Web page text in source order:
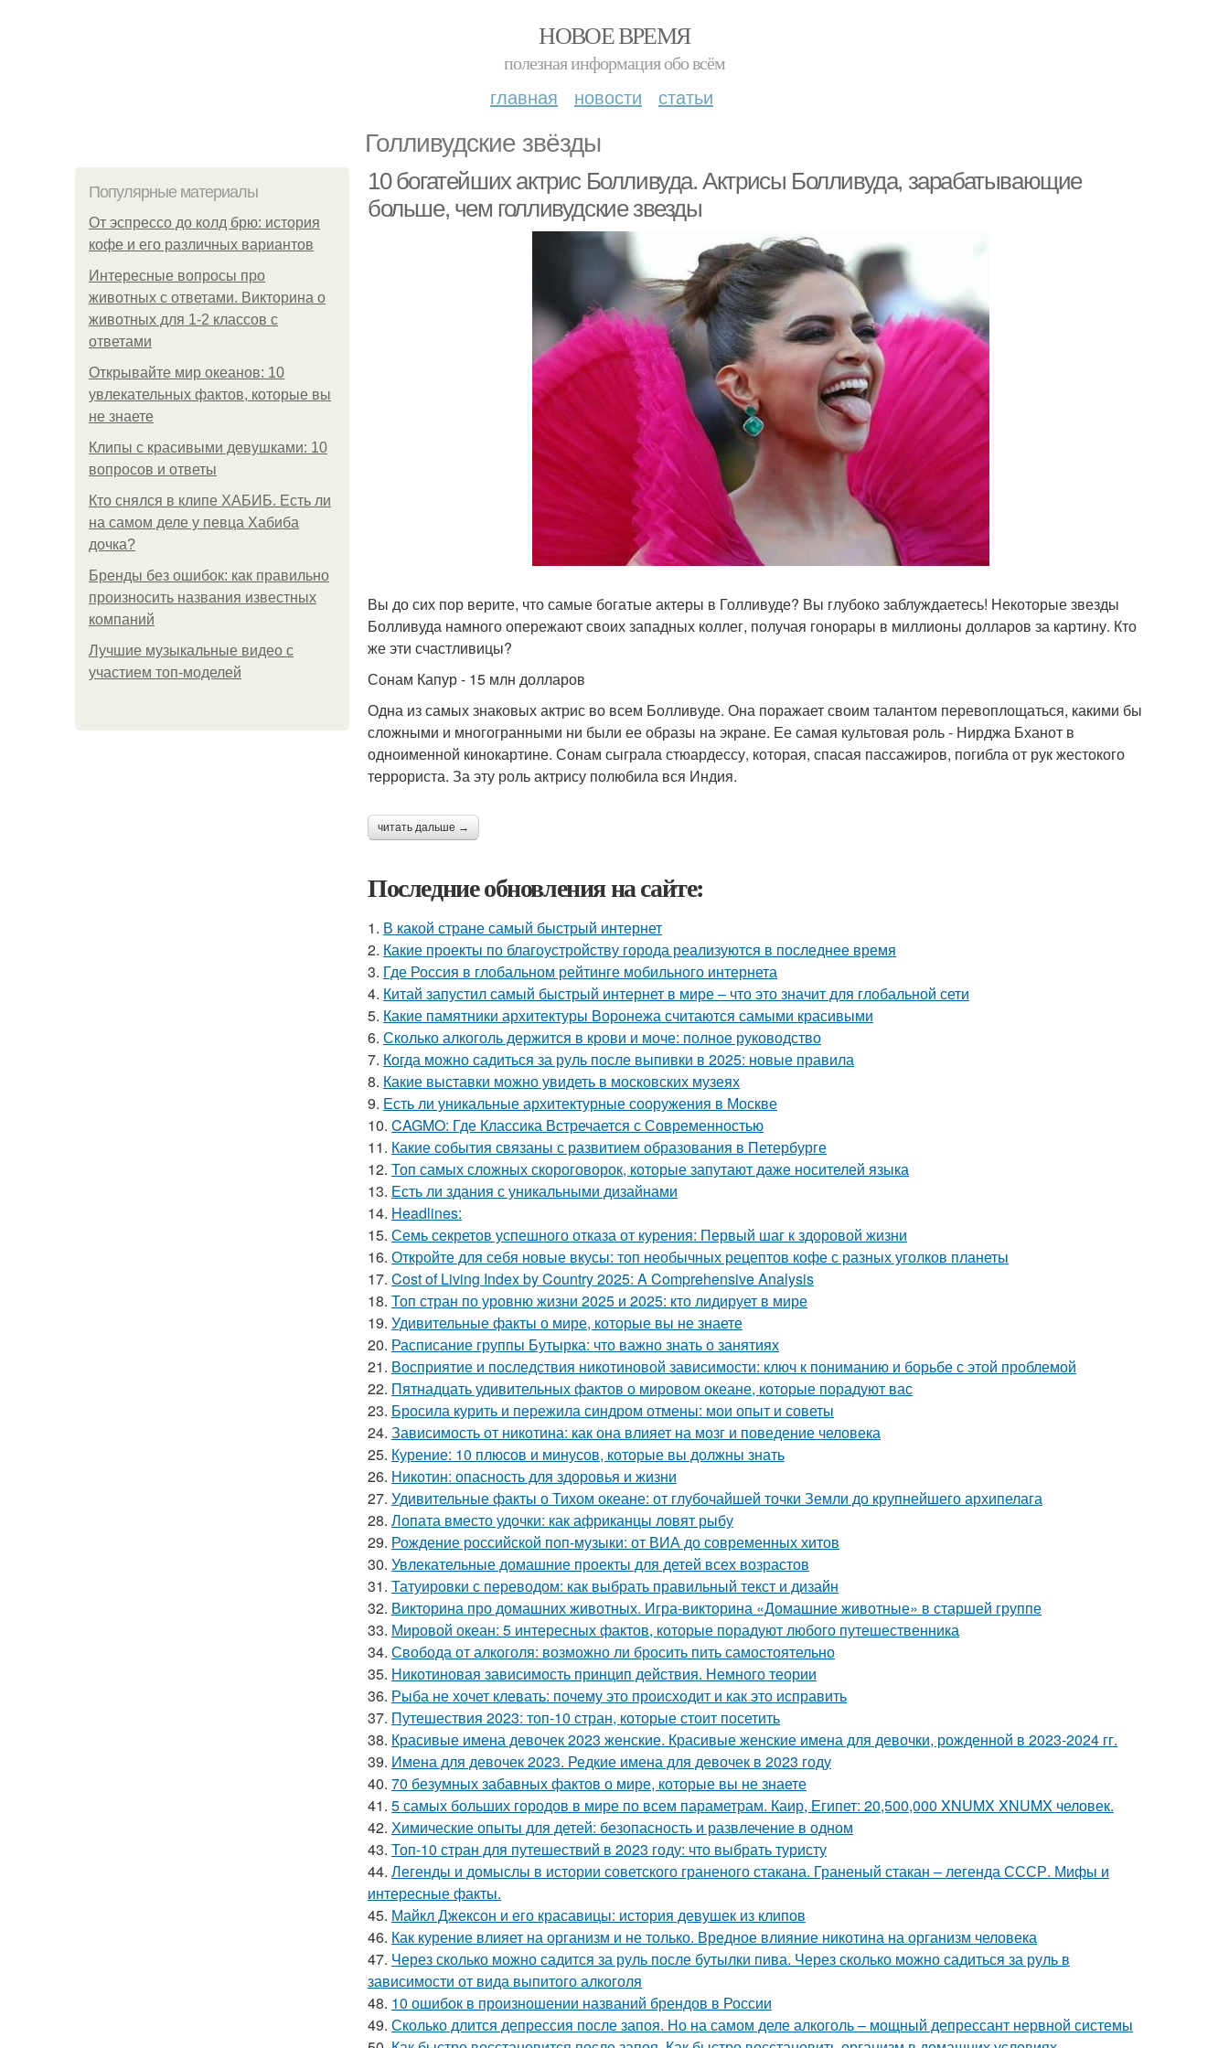
НОВОЕ ВРЕМЯ
полезная информация обо всём
главная новости статьи
Голливудские звёзды
Популярные материалы
От эспрессо до колд брю: история
кофе и его различных вариантов
Интересные вопросы про
животных с ответами. Викторина о
животных для 1-2 классов с
ответами
Открывайте мир океанов: 10
увлекательных фактов, которые вы
не знаете
Клипы с красивыми девушками: 10
вопросов и ответы
Кто снялся в клипе ХАБИБ. Есть ли
на самом деле у певца Хабиба
дочка?
Бренды без ошибок: как правильно
произносить названия известных
компаний
Лучшие музыкальные видео с
участием топ-моделей
10 богатейших актрис Болливуда. Актрисы Болливуда, зарабатывающие
больше, чем голливудские звезды
Вы до сих пор верите, что самые богатые актеры в Голливуде? Вы глубоко заблуждаетесь! Некоторые звезды
Болливуда намного опережают своих западных коллег, получая гонорары в миллионы долларов за картину. Кто
же эти счастливицы?
Сонам Капур - 15 млн долларов
Одна из самых знаковых актрис во всем Болливуде. Она поражает своим талантом перевоплощаться, какими бы
сложными и многогранными ни были ее образы на экране. Ее самая культовая роль - Нирджа Бханот в
одноименной кинокартине. Сонам сыграла стюардессу, которая, спасая пассажиров, погибла от рук жестокого
террориста. За эту роль актрису полюбила вся Индия.
читать дальше →
Последние обновления на сайте:
1. В какой стране самый быстрый интернет
2. Какие проекты по благоустройству города реализуются в последнее время
3. Где Россия в глобальном рейтинге мобильного интернета
4. Китай запустил самый быстрый интернет в мире – что это значит для глобальной сети
5. Какие памятники архитектуры Воронежа считаются самыми красивыми
6. Сколько алкоголь держится в крови и моче: полное руководство
7. Когда можно садиться за руль после выпивки в 2025: новые правила
8. Какие выставки можно увидеть в московских музеях
9. Есть ли уникальные архитектурные сооружения в Москве
10. CAGMO: Где Классика Встречается с Современностью
11. Какие события связаны с развитием образования в Петербурге
12. Топ самых сложных скороговорок, которые запутают даже носителей языка
13. Есть ли здания с уникальными дизайнами
14. Headlines:
15. Семь секретов успешного отказа от курения: Первый шаг к здоровой жизни
16. Откройте для себя новые вкусы: топ необычных рецептов кофе с разных уголков планеты
17. Cost of Living Index by Country 2025: A Comprehensive Analysis
18. Топ стран по уровню жизни 2025 и 2025: кто лидирует в мире
19. Удивительные факты о мире, которые вы не знаете
20. Расписание группы Бутырка: что важно знать о занятиях
21. Восприятие и последствия никотиновой зависимости: ключ к пониманию и борьбе с этой проблемой
22. Пятнадцать удивительных фактов о мировом океане, которые порадуют вас
23. Бросила курить и пережила синдром отмены: мои опыт и советы
24. Зависимость от никотина: как она влияет на мозг и поведение человека
25. Курение: 10 плюсов и минусов, которые вы должны знать
26. Никотин: опасность для здоровья и жизни
27. Удивительные факты о Тихом океане: от глубочайшей точки Земли до крупнейшего архипелага
28. Лопата вместо удочки: как африканцы ловят рыбу
29. Рождение российской поп-музыки: от ВИА до современных хитов
30. Увлекательные домашние проекты для детей всех возрастов
31. Татуировки с переводом: как выбрать правильный текст и дизайн
32. Викторина про домашних животных. Игра-викторина «Домашние животные» в старшей группе
33. Мировой океан: 5 интересных фактов, которые порадуют любого путешественника
34. Свобода от алкоголя: возможно ли бросить пить самостоятельно
35. Никотиновая зависимость принцип действия. Немного теории
36. Рыба не хочет клевать: почему это происходит и как это исправить
37. Путешествия 2023: топ-10 стран, которые стоит посетить
38. Красивые имена девочек 2023 женские. Красивые женские имена для девочки, рожденной в 2023-2024 гг.
39. Имена для девочек 2023. Редкие имена для девочек в 2023 году
40. 70 безумных забавных фактов о мире, которые вы не знаете
41. 5 самых больших городов в мире по всем параметрам. Каир, Египет: 20,500,000 XNUMX XNUMX человек.
42. Химические опыты для детей: безопасность и развлечение в одном
43. Топ-10 стран для путешествий в 2023 году: что выбрать туристу
44. Легенды и домыслы в истории советского граненого стакана. Граненый стакан – легенда СССР. Мифы и
интересные факты.
45. Майкл Джексон и его красавицы: история девушек из клипов
46. Как курение влияет на организм и не только. Вредное влияние никотина на организм человека
47. Через сколько можно садится за руль после бутылки пива. Через сколько можно садиться за руль в
зависимости от вида выпитого алкоголя
48. 10 ошибок в произношении названий брендов в России
49. Сколько длится депрессия после запоя. Но на самом деле алкоголь – мощный депрессант нервной системы